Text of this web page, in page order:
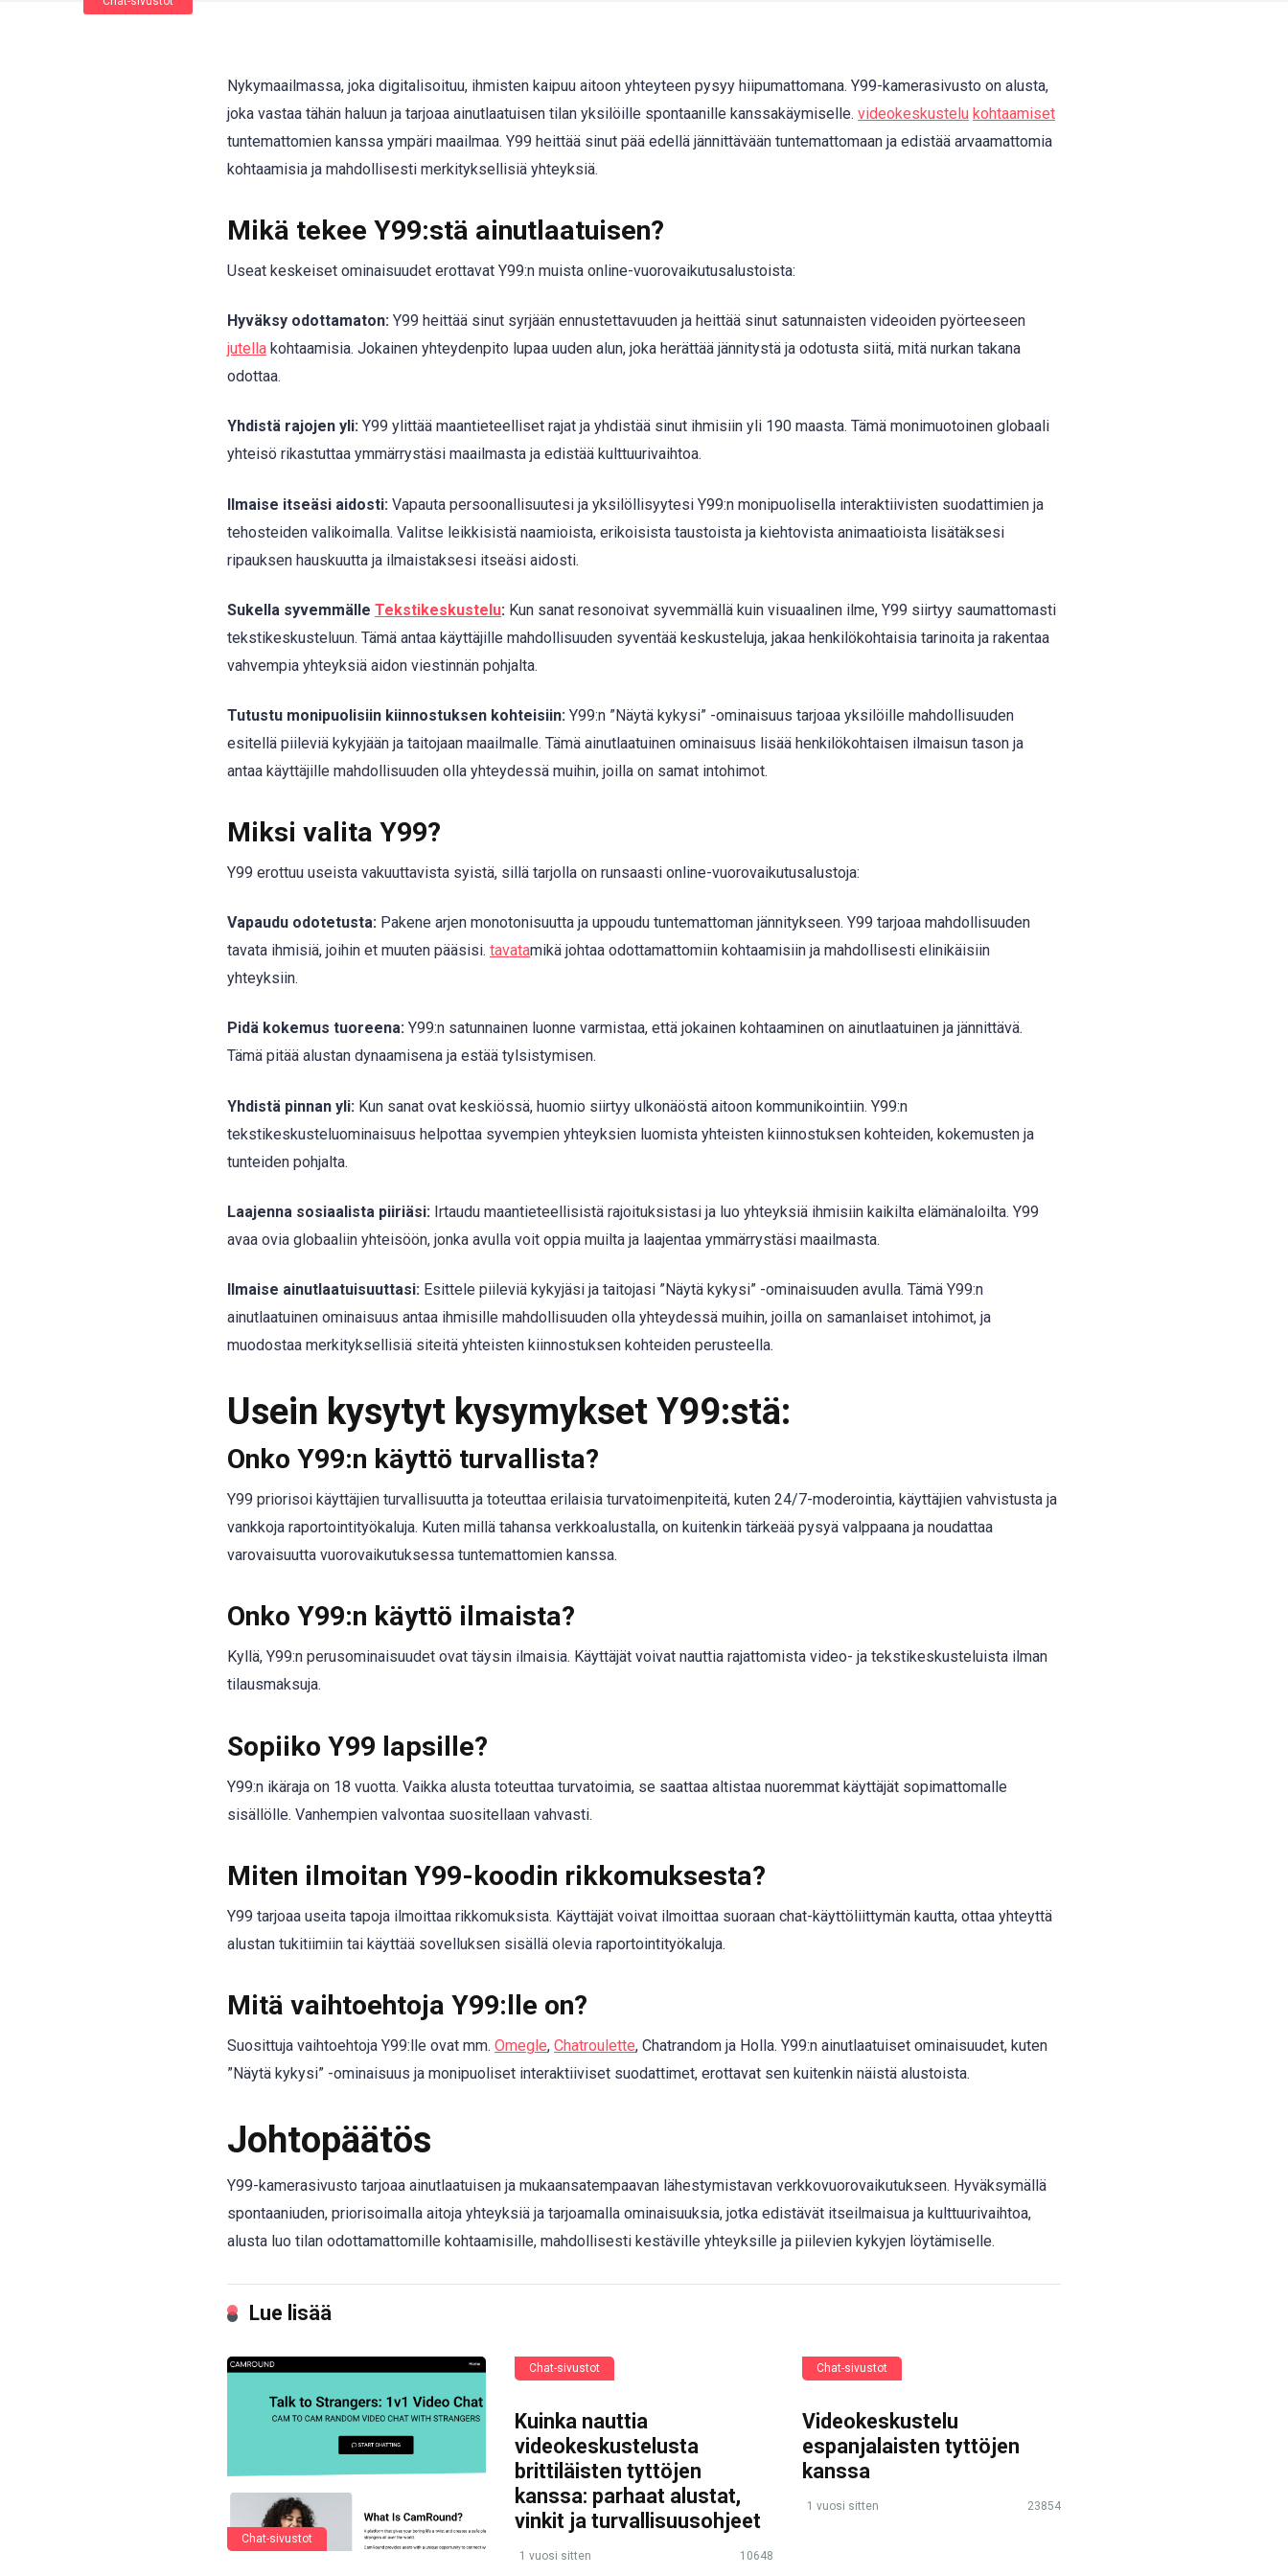
Nykymaailmassa, joka digitalisoituu, ihmisten kaipuu aitoon yhteyteen pysyy hiipumattomana. Y99-kamerasivusto on alusta,
joka vastaa tähän haluun ja tarjoaa ainutlaatuisen tilan yksilöille spontaanille kanssakäymiselle. videokeskustelu kohtaamiset
tuntemattomien kanssa ympäri maailmaa. Y99 heittää sinut pää edellä jännittävään tuntemattomaan ja edistää arvaamattomia
kohtaamisia ja mahdollisesti merkityksellisiä yhteyksiä.
Mikä tekee Y99:stä ainutlaatuisen?
Useat keskeiset ominaisuudet erottavat Y99:n muista online-vuorovaikutusalustoista:
Hyväksy odottamaton: Y99 heittää sinut syrjään ennustettavuuden ja heittää sinut satunnaisten videoiden pyörteeseen
jutella kohtaamisia. Jokainen yhteydenpito lupaa uuden alun, joka herättää jännitystä ja odotusta siitä, mitä nurkan takana
odottaa.
Yhdistä rajojen yli: Y99 ylittää maantieteelliset rajat ja yhdistää sinut ihmisiin yli 190 maasta. Tämä monimuotoinen globaali
yhteisö rikastuttaa ymmärrystäsi maailmasta ja edistää kulttuurivaihtoa.
Ilmaise itseäsi aidosti: Vapauta persoonallisuutesi ja yksilöllisyytesi Y99:n monipuolisella interaktiivisten suodattimien ja
tehosteiden valikoimalla. Valitse leikkisistä naamioista, erikoisista taustoista ja kiehtovista animaatioista lisätäksesi
ripauksen hauskuutta ja ilmaistaksesi itseäsi aidosti.
Sukella syvemmälle Tekstikeskustelu: Kun sanat resonoivat syvemmällä kuin visuaalinen ilme, Y99 siirtyy saumattomasti
tekstikeskusteluun. Tämä antaa käyttäjille mahdollisuuden syventää keskusteluja, jakaa henkilökohtaisia tarinoita ja rakentaa
vahvempia yhteyksiä aidon viestinnän pohjalta.
Tutustu monipuolisiin kiinnostuksen kohteisiin: Y99:n ”Näytä kykysi” -ominaisuus tarjoaa yksilöille mahdollisuuden
esitellä piileviä kykyjään ja taitojaan maailmalle. Tämä ainutlaatuinen ominaisuus lisää henkilökohtaisen ilmaisun tason ja
antaa käyttäjille mahdollisuuden olla yhteydessä muihin, joilla on samat intohimot.
Miksi valita Y99?
Y99 erottuu useista vakuuttavista syistä, sillä tarjolla on runsaasti online-vuorovaikutusalustoja:
Vapaudu odotetusta: Pakene arjen monotonisuutta ja uppoudu tuntemattoman jännitykseen. Y99 tarjoaa mahdollisuuden
tavata ihmisiä, joihin et muuten pääsisi. tavatamikä johtaa odottamattomiin kohtaamisiin ja mahdollisesti elinikäisiin
yhteyksiin.
Pidä kokemus tuoreena: Y99:n satunnainen luonne varmistaa, että jokainen kohtaaminen on ainutlaatuinen ja jännittävä.
Tämä pitää alustan dynaamisena ja estää tylsistymisen.
Yhdistä pinnan yli: Kun sanat ovat keskiössä, huomio siirtyy ulkonäöstä aitoon kommunikointiin. Y99:n
tekstikeskusteluominaisuus helpottaa syvempien yhteyksien luomista yhteisten kiinnostuksen kohteiden, kokemusten ja
tunteiden pohjalta.
Laajenna sosiaalista piiriäsi: Irtaudu maantieteellisistä rajoituksistasi ja luo yhteyksiä ihmisiin kaikilta elämänaloilta. Y99
avaa ovia globaaliin yhteisöön, jonka avulla voit oppia muilta ja laajentaa ymmärrystäsi maailmasta.
Ilmaise ainutlaatuisuuttasi: Esittele piileviä kykyjäsi ja taitojasi ”Näytä kykysi” -ominaisuuden avulla. Tämä Y99:n
ainutlaatuinen ominaisuus antaa ihmisille mahdollisuuden olla yhteydessä muihin, joilla on samanlaiset intohimot, ja
muodostaa merkityksellisiä siteitä yhteisten kiinnostuksen kohteiden perusteella.
Usein kysytyt kysymykset Y99:stä:
Onko Y99:n käyttö turvallista?
Y99 priorisoi käyttäjien turvallisuutta ja toteuttaa erilaisia turvatoimenpiteitä, kuten 24/7-moderointia, käyttäjien vahvistusta ja
vankkoja raportointityökaluja. Kuten millä tahansa verkkoalustalla, on kuitenkin tärkeää pysyä valppaana ja noudattaa
varovaisuutta vuorovaikutuksessa tuntemattomien kanssa.
Onko Y99:n käyttö ilmaista?
Kyllä, Y99:n perusominaisuudet ovat täysin ilmaisia. Käyttäjät voivat nauttia rajattomista video- ja tekstikeskusteluista ilman
tilausmaksuja.
Sopiiko Y99 lapsille?
Y99:n ikäraja on 18 vuotta. Vaikka alusta toteuttaa turvatoimia, se saattaa altistaa nuoremmat käyttäjät sopimattomalle
sisällölle. Vanhempien valvontaa suositellaan vahvasti.
Miten ilmoitan Y99-koodin rikkomuksesta?
Y99 tarjoaa useita tapoja ilmoittaa rikkomuksista. Käyttäjät voivat ilmoittaa suoraan chat-käyttöliittymän kautta, ottaa yhteyttä
alustan tukitiimiin tai käyttää sovelluksen sisällä olevia raportointityökaluja.
Mitä vaihtoehtoja Y99:lle on?
Suosittuja vaihtoehtoja Y99:lle ovat mm. Omegle, Chatroulette, Chatrandom ja Holla. Y99:n ainutlaatuiset ominaisuudet, kuten
”Näytä kykysi” -ominaisuus ja monipuoliset interaktiiviset suodattimet, erottavat sen kuitenkin näistä alustoista.
Johtopäätös
Y99-kamerasivusto tarjoaa ainutlaatuisen ja mukaansatempaavan lähestymistavan verkkovuorovaikutukseen. Hyväksymällä
spontaaniuden, priorisoimalla aitoja yhteyksiä ja tarjoamalla ominaisuuksia, jotka edistävät itseilmaisua ja kulttuurivaihtoa,
alusta luo tilan odottamattomille kohtaamisille, mahdollisesti kestäville yhteyksille ja piilevien kykyjen löytämiselle.
Lue lisää
Chat-sivustot
Chat-sivustot
Kuinka nauttia
videokeskustelusta
brittiläisten tyttöjen
kanssa: parhaat alustat,
vinkit ja turvallisuusohjeet
1 vuosi sitten 10648
Chat-sivustot
Videokeskustelu
espanjalaisten tyttöjen
kanssa
1 vuosi sitten 23854